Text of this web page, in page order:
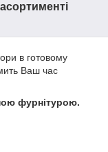
в готовому
Ваш час
фурнітурою.